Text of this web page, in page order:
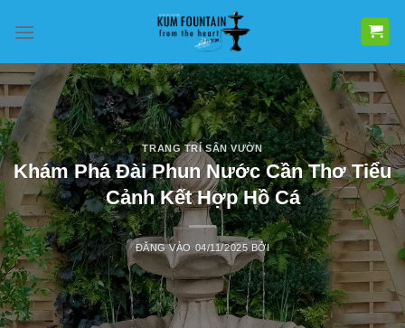
qua
dung
TRANG TRÍ SÂN VƯỜN
Khám Phá Đài Phun Nước Cần Thơ Tiểu
Cảnh Kết Hợp Hồ Cá
ĐĂNG VÀO 04/11/2025 BỞI